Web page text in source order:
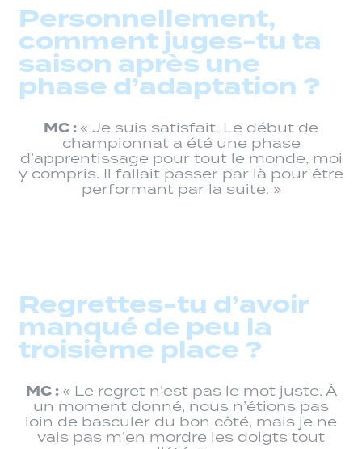
Personnellement,
comment juges-tu ta
saison après une
phase d’adaptation ?
MC : « Je suis satisfait. Le début de
championnat a été une phase
d’apprentissage pour tout le monde, moi
y compris. Il fallait passer par là pour être
performant par la suite. »
Regrettes-tu d’avoir
manqué de peu la
troisième place ?
MC : « Le regret n’est pas le mot juste. À
un moment donné, nous n’étions pas
loin de basculer du bon côté, mais je ne
vais pas m’en mordre les doigts tout